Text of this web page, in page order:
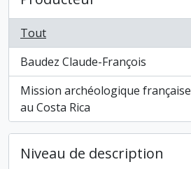
Tout
Baudez Claude-François
, 1 résultats
Mission archéologique française
au Costa Rica
, 1 résultats
Niveau de description